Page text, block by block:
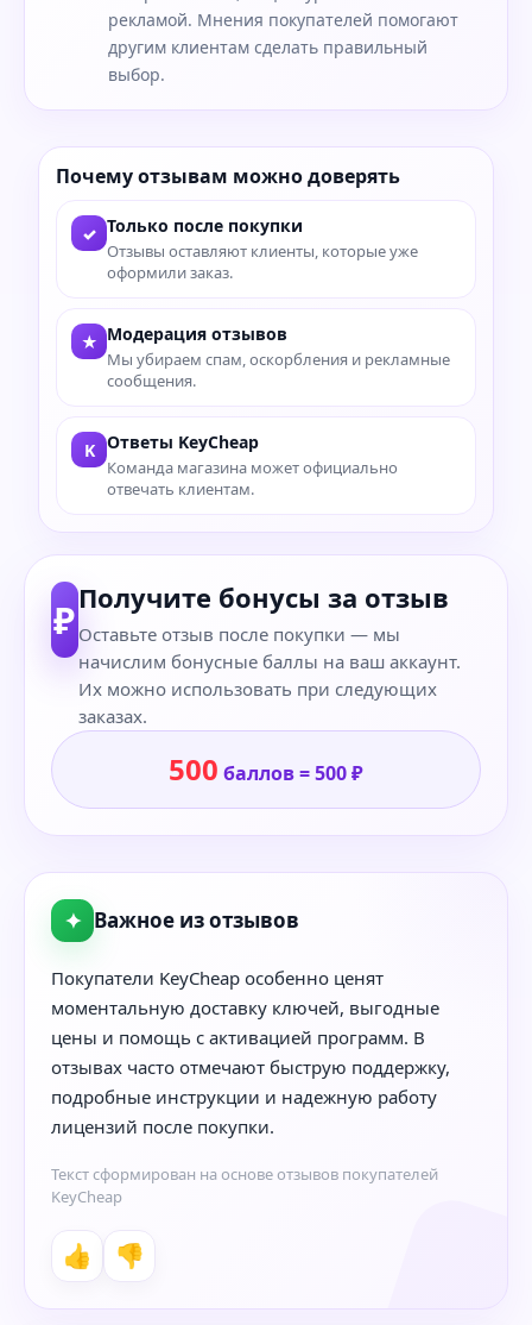
рекламой. Мнения покупателей помогают
другим клиентам сделать правильный
выбор.
Почему отзывам можно доверять
✓ Только после покупки
Отзывы оставляют клиенты, которые уже
оформили заказ.
★ Модерация отзывов
Мы убираем спам, оскорбления и рекламные
сообщения.
K Ответы KeyCheap
Команда магазина может официально
отвечать клиентам.
₽Получите бонусы за отзыв
Оставьте отзыв после покупки — мы
начислим бонусные баллы на ваш аккаунт.
Их можно использовать при следующих
заказах.
500 баллов = 500 ₽
✦ Важное из отзывов
Покупатели KeyCheap особенно ценят
моментальную доставку ключей, выгодные
цены и помощь с активацией программ. В
отзывах часто отмечают быструю поддержку,
подробные инструкции и надежную работу
лицензий после покупки.
Текст сформирован на основе отзывов покупателей
KeyCheap
👍 👎